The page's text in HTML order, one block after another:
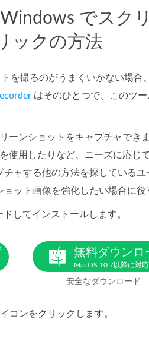
でスク
ックの方法
を撮るのがうまくいかない場合
はそのひとつで、このツ
ーンショットをキャプチャでき
使用したりなど、ニーズに応じ
ャする他の方法を探している
ット画像を強化したい場合に役
してインストールします。
無料ダウンロ
MacOS 10.7以降に対応
安全なダウンロード
コンをクリックします。